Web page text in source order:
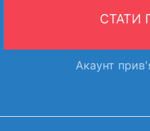
СТАТИ
Акаунт